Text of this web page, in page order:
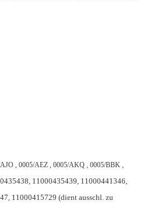
, 0005/AEZ , 0005/AKQ , 0005/BBK ,
11000435439, 11000441346,
11000415729 (dient ausschl. zu